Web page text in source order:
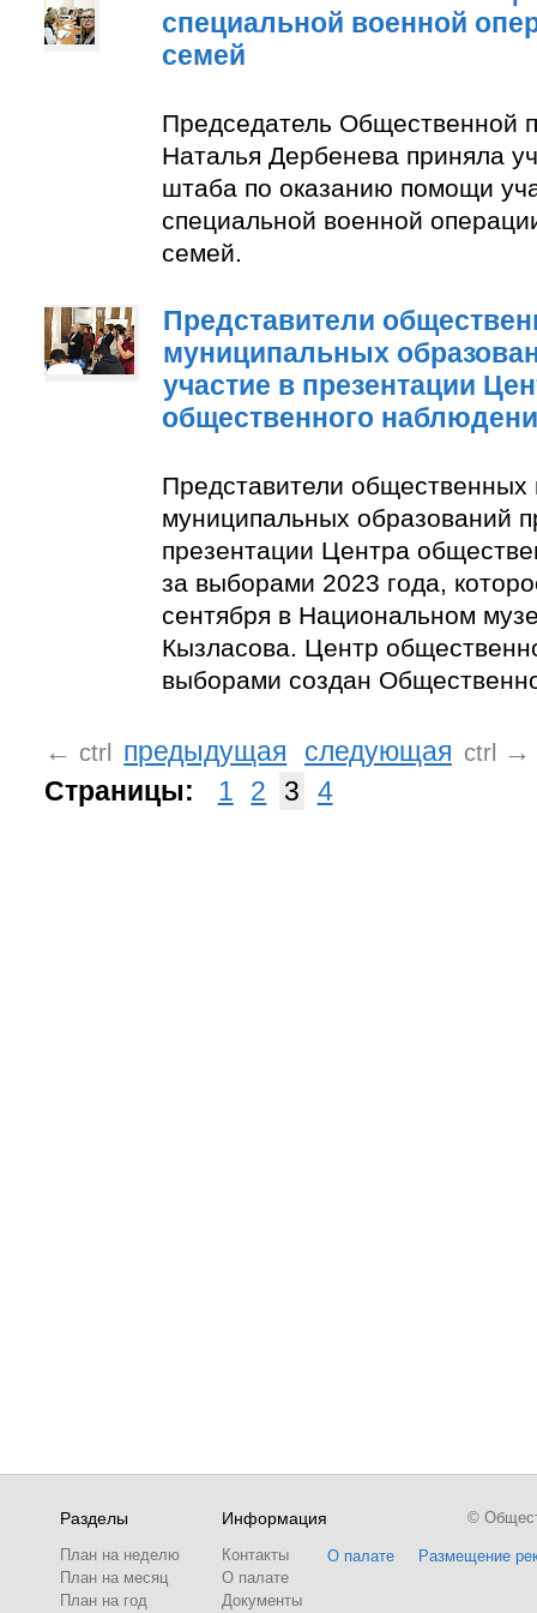
специальной военной
семей
Председатель Общественной
Наталья Дербенева приняла
штаба по оказанию помощи
специальной военной
семей.
Представители
муниципальных
участие в презентации
общественного
Представители общественных
муниципальных образований
презентации Центра
за выборами 2023 года,
сентября в Национальном
Кызласова. Центр
выборами создан
← ctrl предыдущая следующая ctrl
→
Страницы:
1 2 3 4
Разделы
План на неделю
План на месяц
План на год
Информация
Контакты
О палате
Документы
О палате Размещение
©